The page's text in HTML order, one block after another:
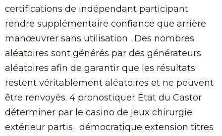
certifications de indépendant participant
rendre supplémentaire confiance que arrière
manœuvrer sans utilisation . Des nombres
aléatoires sont générés par des générateurs
aléatoires afin de garantir que les résultats
restent véritablement aléatoires et ne peuvent
être renvoyés. 4 pronostiquer État du Castor
déterminer par le casino de jeux chirurgie
extérieur partis . démocratique extension titres